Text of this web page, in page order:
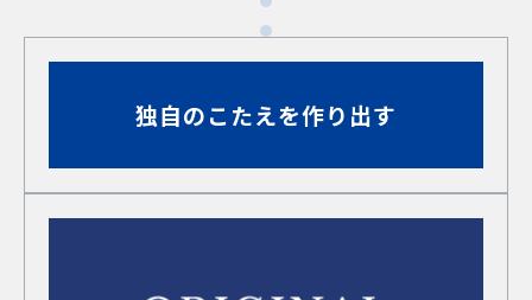
独自のこたえを作り出す